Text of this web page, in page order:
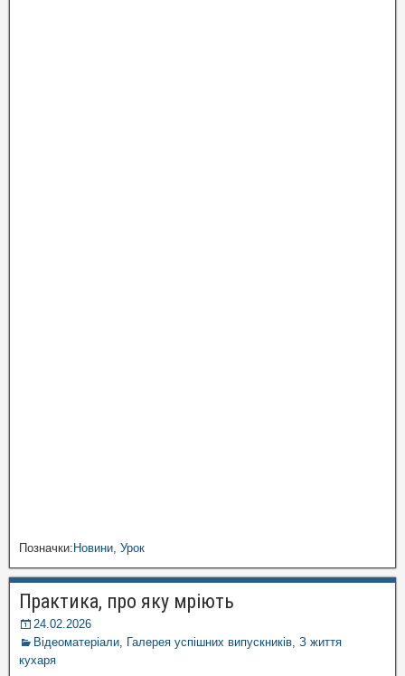
Позначки:Новини Урок
Практика, про яку мріють
24.02.2026
Відеоматеріали Галерея успішних випускників З життя
кухаря